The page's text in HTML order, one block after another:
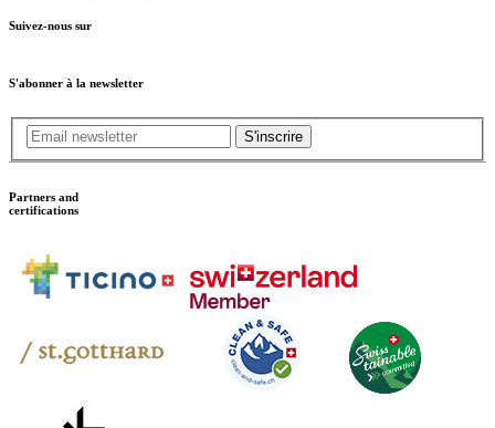
Suivez-nous sur
S'abonner à la newsletter
S'inscrire
Partners and
certifications